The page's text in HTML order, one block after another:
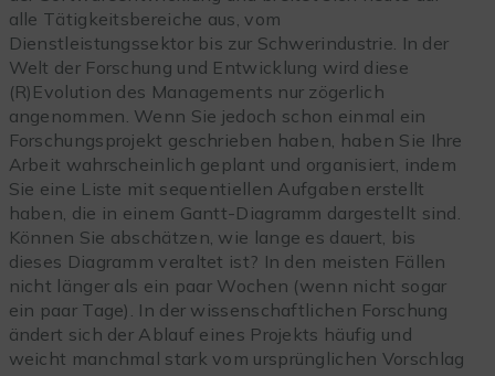
alle Tätigkeitsbereiche aus, vom
Dienstleistungssektor bis zur Schwerindustrie. In der
Welt der Forschung und Entwicklung wird diese
(R)Evolution des Managements nur zögerlich
angenommen. Wenn Sie jedoch schon einmal ein
Forschungsprojekt geschrieben haben, haben Sie Ihre
Arbeit wahrscheinlich geplant und organisiert, indem
Sie eine Liste mit sequentiellen Aufgaben erstellt
haben, die in einem Gantt-Diagramm dargestellt sind.
Können Sie abschätzen, wie lange es dauert, bis
dieses Diagramm veraltet ist? In den meisten Fällen
nicht länger als ein paar Wochen (wenn nicht sogar
ein paar Tage). In der wissenschaftlichen Forschung
ändert sich der Ablauf eines Projekts häufig und
weicht manchmal stark vom ursprünglichen Vorschlag